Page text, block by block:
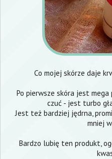
Co mojej skórze daje
Po pierwsze skóra jest mega
czuć - jest turbo
Jest też bardziej jędrna,
mniej
Bardzo lubię ten produkt,